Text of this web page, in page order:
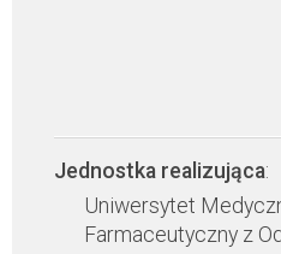
Jednostka realizująca:
Uniwersytet
Farmaceutyczny z